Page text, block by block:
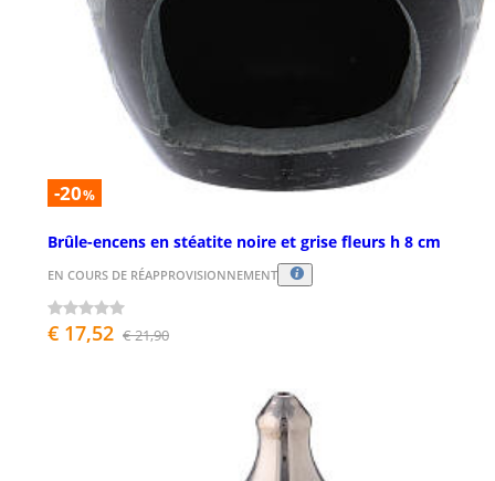
-20%
Brûle-encens en stéatite noire et grise fleurs h 8 cm
EN COURS DE RÉAPPROVISIONNEMENT
€ 17,52 € 21,90